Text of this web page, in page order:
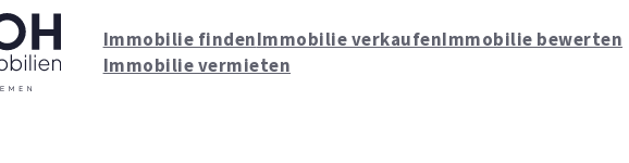
Immobilie findenImmobilie verkaufenImmobilie bewerten
Immobilie vermieten